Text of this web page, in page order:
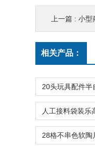
上一篇 : 小型
相关产品：